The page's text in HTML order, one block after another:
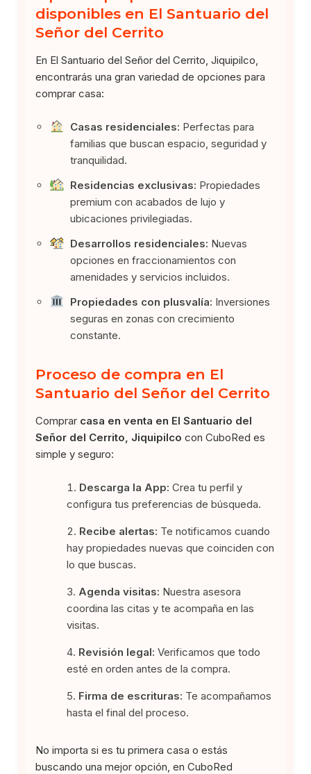
disponibles en El Santuario del
Señor del Cerrito
En El Santuario del Señor del Cerrito, Jiquipilco,
encontrarás una gran variedad de opciones para
comprar casa:
Casas residenciales: Perfectas para
familias que buscan espacio, seguridad y
tranquilidad.
Residencias exclusivas: Propiedades
premium con acabados de lujo y
ubicaciones privilegiadas.
Desarrollos residenciales: Nuevas
opciones en fraccionamientos con
amenidades y servicios incluidos.
Propiedades con plusvalía: Inversiones
seguras en zonas con crecimiento
constante.
Proceso de compra en El
Santuario del Señor del Cerrito
Comprar casa en venta en El Santuario del
Señor del Cerrito, Jiquipilco con CuboRed es
simple y seguro:
Descarga la App: Crea tu perfil y
configura tus preferencias de búsqueda.
Recibe alertas: Te notificamos cuando
hay propiedades nuevas que coinciden con
lo que buscas.
Agenda visitas: Nuestra asesora
coordina las citas y te acompaña en las
visitas.
Revisión legal: Verificamos que todo
esté en orden antes de la compra.
Firma de escrituras: Te acompañamos
hasta el final del proceso.
No importa si es tu primera casa o estás
buscando una mejor opción, en CuboRed